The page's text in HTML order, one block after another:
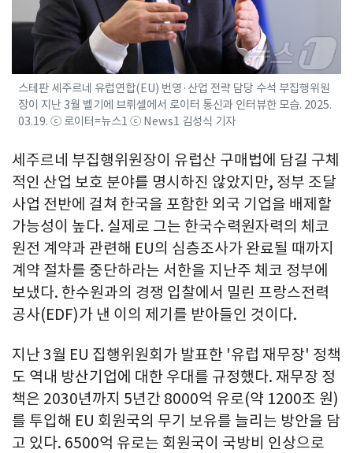
스테판 세주르네 유럽연합(EU) 번영·산업 전략 담당 수석 부집행위원
장이 지난 3월 벨기에 브뤼셀에서 로이터 통신과 인터뷰한 모습. 2025.
03.19. ⓒ 로이터=뉴스1 ⓒ News1 김성식 기자
세주르네 부집행위원장이 유럽산 구매법에 담길 구체
적인 산업 보호 분야를 명시하진 않았지만, 정부 조달
사업 전반에 걸쳐 한국을 포함한 외국 기업을 배제할
가능성이 높다. 실제로 그는 한국수력원자력의 체코
원전 계약과 관련해 EU의 심층조사가 완료될 때까지
계약 절차를 중단하라는 서한을 지난주 체코 정부에
보냈다. 한수원과의 경쟁 입찰에서 밀린 프랑스전력
공사(EDF)가 낸 이의 제기를 받아들인 것이다.
지난 3월 EU 집행위원회가 발표한 '유럽 재무장' 정책
도 역내 방산기업에 대한 우대를 규정했다. 재무장 정
책은 2030년까지 5년간 8000억 유로(약 1200조 원)
를 투입해 EU 회원국의 무기 보유를 늘리는 방안을 담
고 있다. 6500억 유로는 회원국이 국방비 인상으로